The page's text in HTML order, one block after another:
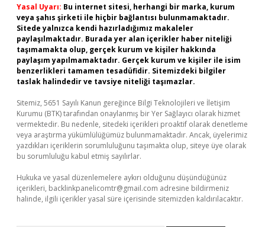
Yasal Uyarı: Bu internet sitesi, herhangi bir marka, kurum
veya şahıs şirketi ile hiçbir bağlantısı bulunmamaktadır.
Sitede yalnızca kendi hazırladığımız makaleler
paylaşılmaktadır. Burada yer alan içerikler haber niteliği
taşımamakta olup, gerçek kurum ve kişiler hakkında
paylaşım yapılmamaktadır. Gerçek kurum ve kişiler ile isim
benzerlikleri tamamen tesadüfidir. Sitemizdeki bilgiler
taslak halindedir ve tavsiye niteliği taşımazlar.
Sitemiz, 5651 Sayılı Kanun gereğince Bilgi Teknolojileri ve İletişim
Kurumu (BTK) tarafından onaylanmış bir Yer Sağlayıcı olarak hizmet
vermektedir. Bu nedenle, sitedeki içerikleri proaktif olarak denetleme
veya araştırma yükümlülüğümüz bulunmamaktadır. Ancak, üyelerimiz
yazdıkları içeriklerin sorumluluğunu taşımakta olup, siteye üye olarak
bu sorumluluğu kabul etmiş sayılırlar.
Hukuka ve yasal düzenlemelere aykırı olduğunu düşündüğünüz
içerikleri, backlinkpanelicomtr@gmail.com adresine bildirmeniz
halinde, ilgili içerikler yasal süre içerisinde sitemizden kaldırılacaktır.